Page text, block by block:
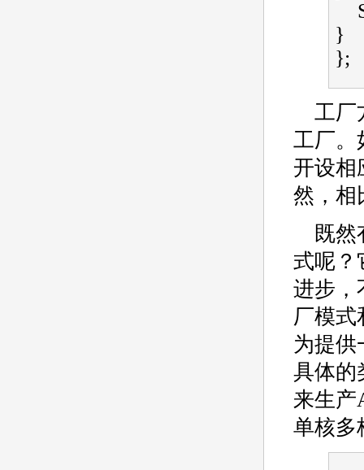
工厂
工厂。
开设相
然，相
既然
式呢？
进步，
厂模式
为提供
具体的
来生产
单核多